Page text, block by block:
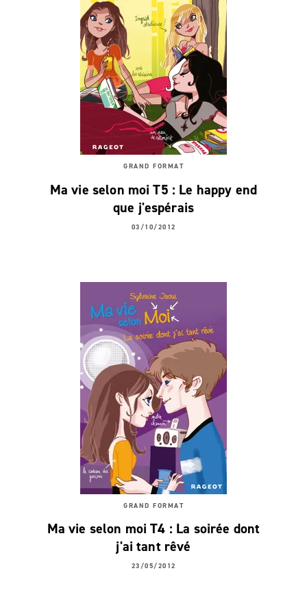
GRAND FORMAT
Ma vie selon moi T5 : Le happy end
que j'espérais
03/10/2012
GRAND FORMAT
Ma vie selon moi T4 : La soirée dont
j'ai tant rêvé
23/05/2012